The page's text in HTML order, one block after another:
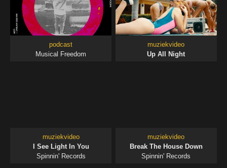
podcast
Musical Freedom
muziekvideo
Up All Night
muziekvideo
I See Light In You
Spinnin' Records
muziekvideo
Break The House Down
Spinnin' Records